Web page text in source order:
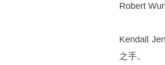
Robert
Kendall
之手。